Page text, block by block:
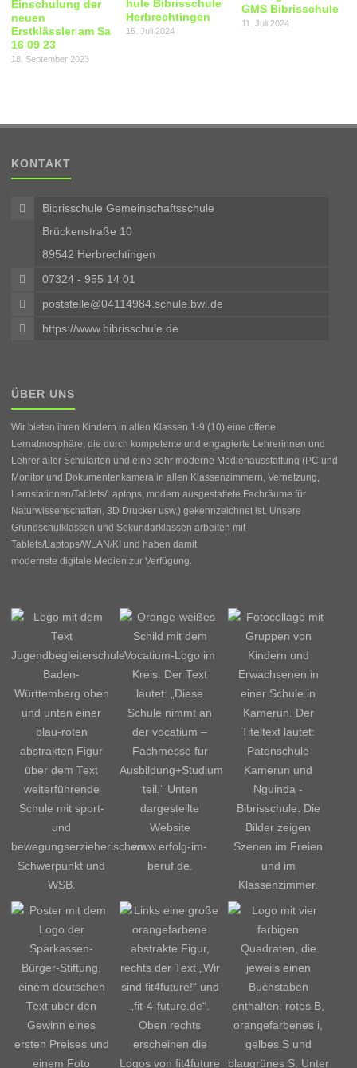
Einschulung der
neuen
Erstklässler am Sa
16 09 23
18. September 2023
hule Bibrisschule
Herbrechtingen
15. Juli 2024
GMS Bibrisschule
11. Juli 2024
KONTAKT
Bibrisschule Gemeinschaftsschule
Brückenstraße 10
89542 Herbrechtingen
07324 - 955 14 01
poststelle@04114984.schule.bwl.de
https://www.bibrisschule.de
ÜBER UNS
Wir bieten ihren Kindern in allen Klassen 1-9 (10) eine offene
Lernatmosphäre, die durch kompetente und engagierte Lehrerinnen und
Lehrer aller Schularten und eine sehr moderne Medienausstattung (PC und
Monitor und Dokumentenkamera in allen Klassenzimmern, Vernetzung,
Lernstationen/Tablets/Laptops, modern ausgestattete Fachräume für
Naturwissenschaften, 3D Drucker usw.) gekennzeichnet ist. Unsere
Grundschulklassen und Sekundarklassen arbeiten mit
Tablets/Laptops/WLAN/KI und haben damit
modernste digitale Medien zur Verfügung.